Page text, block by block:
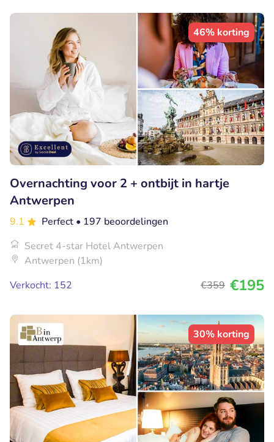
46% korting
Overnachting voor 2 + ontbijt in hartje
Antwerpen
9.1 Perfect • 197 beoordelingen
Secret 4-star Hotel Antwerpen
Antwerpen (1km)
Verkocht: 152
€359 €195
30% korting